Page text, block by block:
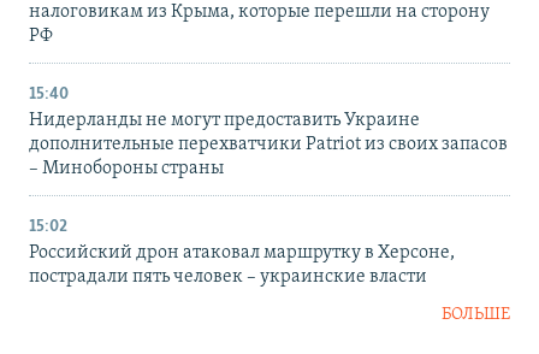
налоговикам из Крыма, которые перешли на сторону
РФ
15:40
Нидерланды не могут предоставить Украине
дополнительные перехватчики Patriot из своих запасов
– Минобороны страны
15:02
Российский дрон атаковал маршрутку в Херсоне,
пострадали пять человек – украинские власти
БОЛЬШЕ